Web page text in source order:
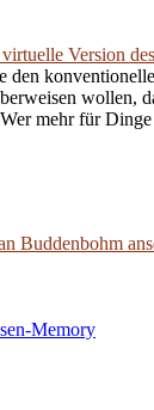
Version
den
wollen,
mehr für
Buddenbohm
Memory